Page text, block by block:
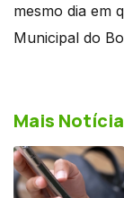
mesmo dia em
Municipal do
Mais